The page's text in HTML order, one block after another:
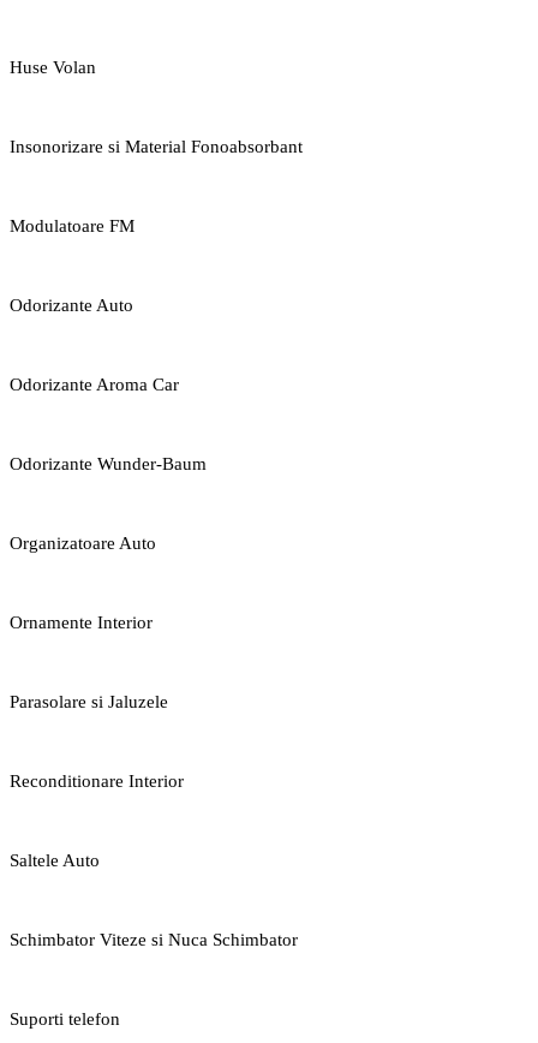
Huse Volan
Insonorizare si Material Fonoabsorbant
Modulatoare FM
Odorizante Auto
Odorizante Aroma Car
Odorizante Wunder-Baum
Organizatoare Auto
Ornamente Interior
Parasolare si Jaluzele
Reconditionare Interior
Saltele Auto
Schimbator Viteze si Nuca Schimbator
Suporti telefon